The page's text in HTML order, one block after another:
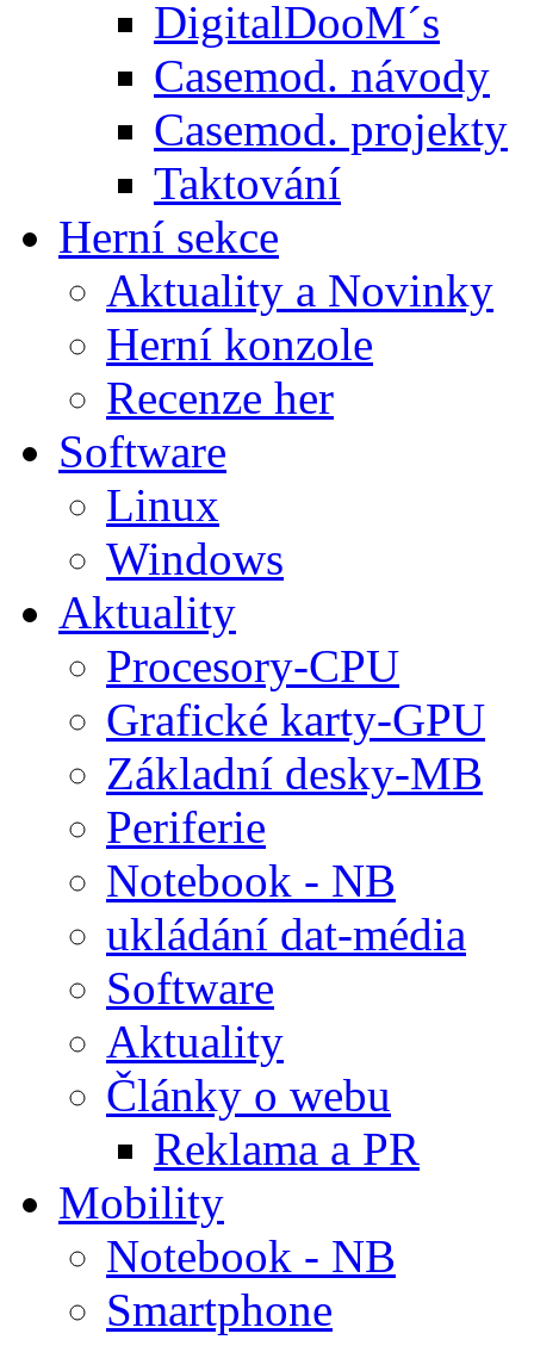
DigitalDooM´s
Casemod. návody
Casemod. projekty
Taktování
Herní sekce
Aktuality a Novinky
Herní konzole
Recenze her
Software
Linux
Windows
Aktuality
Procesory-CPU
Grafické karty-GPU
Základní desky-MB
Periferie
Notebook - NB
ukládání dat-média
Software
Aktuality
Články o webu
Reklama a PR
Mobility
Notebook - NB
Smartphone